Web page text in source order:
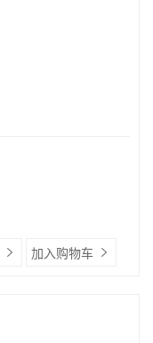
加入购物车